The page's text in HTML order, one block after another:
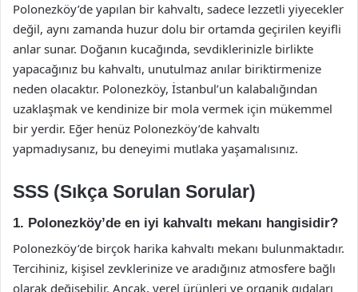
Polonezköy’de yapılan bir kahvaltı, sadece lezzetli yiyecekler
değil, aynı zamanda huzur dolu bir ortamda geçirilen keyifli
anlar sunar. Doğanın kucağında, sevdiklerinizle birlikte
yapacağınız bu kahvaltı, unutulmaz anılar biriktirmenize
neden olacaktır. Polonezköy, İstanbul’un kalabalığından
uzaklaşmak ve kendinize bir mola vermek için mükemmel
bir yerdir. Eğer henüz Polonezköy’de kahvaltı
yapmadıysanız, bu deneyimi mutlaka yaşamalısınız.
SSS (Sıkça Sorulan Sorular)
1. Polonezköy’de en iyi kahvaltı mekanı hangisidir?
Polonezköy’de birçok harika kahvaltı mekanı bulunmaktadır.
Tercihiniz, kişisel zevklerinize ve aradığınız atmosfere bağlı
olarak değişebilir. Ancak, yerel ürünleri ve organik gıdaları